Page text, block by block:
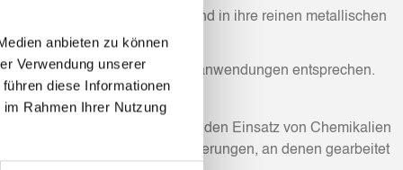
anbieten zu können
Verwendung unserer
diese Informationen
Rahmen Ihrer Nutzung
zu befreien und in ihre reinen metallischen
umfassen.
den Anforderungen der Endanwendungen entsprechen.
die Verarbeitung erfordern oft den Einsatz von Chemikalien
daher wichtige Herausforderungen, an denen gearbeitet